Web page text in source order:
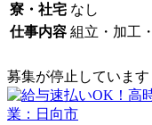
寮・社宅 なし
仕事内容 組立・加工
募集が停止しています